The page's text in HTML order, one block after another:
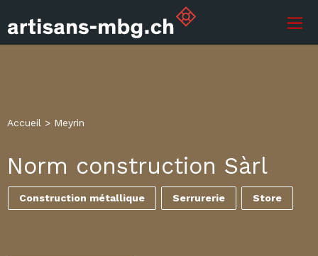
Accueil > Meyrin
Norm construction Sàrl
Construction métallique Serrurerie Store